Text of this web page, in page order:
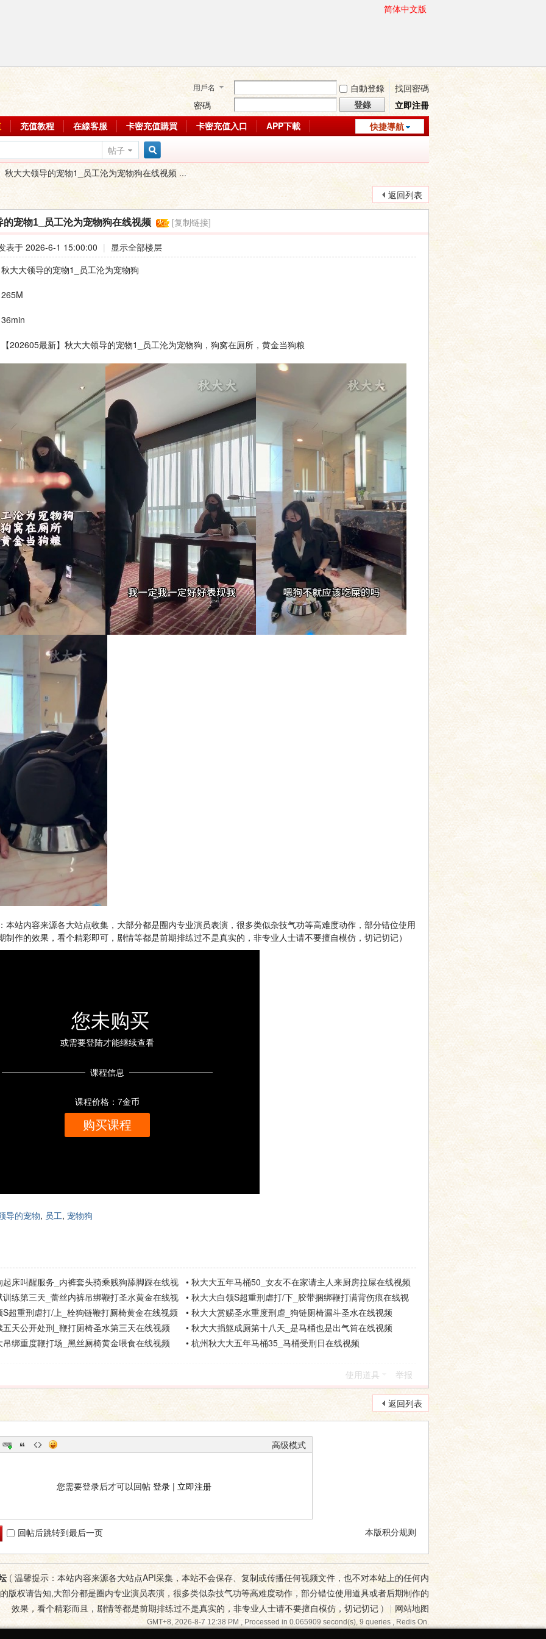
简体中文版
用戶名 自動登錄
找回密碼
密碼
登錄
立即注冊
快捷導航
充值教程 在線客服 卡密充值購買 卡密充值入口
APP下載
帖子
搜
索
秋大大领导的宠物1_员工沦为宠物狗在线视频 ...
返回列表
的宠物1_员工沦为宠物狗在线视频 [复制链接]
表于 2026-6-1 15:00:00 | 显示全部楼层
大大领导的宠物1_员工沦为宠物狗
202605最新】秋大大领导的宠物1_员工沦为宠物狗，狗窝在厕所，黄金当狗粮
本站内容来源各大站点收集，大部分都是圈内专业演员表演，很多类似杂技气功等高难度动作，部分错位使用
制作的效果，看个精彩即可，剧情等都是前期排练过不是真实的，非专业人士请不要擅自模仿，切记切记）
您未购买
或需要登陆才能继续查看
课程信息
课程价格：7金币
购买课程
导的宠物, 员工, 宠物狗
起床叫醒服务_内裤套头骑乘贱狗舔脚踩在线视 • 秋大大五年马桶50_女友不在家请主人来厨房拉屎在线视频
训练第三天_蕾丝内裤吊绑鞭打圣水黄金在线视 • 秋大大白领S超重刑虐打/下_胶带捆绑鞭打满背伤痕在线视
频
S超重刑虐打/上_栓狗链鞭打厕椅黄金在线视频 • 秋大大赏赐圣水重度刑虐_狗链厕椅漏斗圣水在线视频
五天公开处刑_鞭打厕椅圣水第三天在线视频
• 秋大大捐躯成厕第十八天_是马桶也是出气筒在线视频
吊绑重度鞭打场_黑丝厕椅黄金喂食在线视频
• 杭州秋大大五年马桶35_马桶受刑日在线视频
使用道具 举报
返回列表
高级模式
您需要登录后才可以回帖 登录| 立即注册
本版积分规则
回帖后跳转到最后一页
( 温馨提示：本站内容来源各大站点API采集，本站不会保存、复制或传播任何视频文件，也不对本站上的任何内
版权请告知,大部分都是圈内专业演员表演，很多类似杂技气功等高难度动作，部分错位使用道具或者后期制作的
效果，看个精彩而且，剧情等都是前期排练过不是真实的，非专业人士请不要擅自模仿，切记切记 ) | 网站地图
GMT+8, 2026-8-7 12:38 PM , Processed in 0.065909 second(s), 9 queries , Redis On.